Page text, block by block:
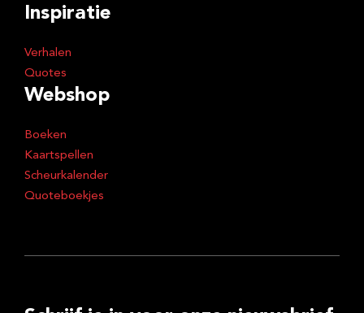
Inspiratie
Verhalen
Quotes
Webshop
Boeken
Kaartspellen
Scheurkalender
Quoteboekjes